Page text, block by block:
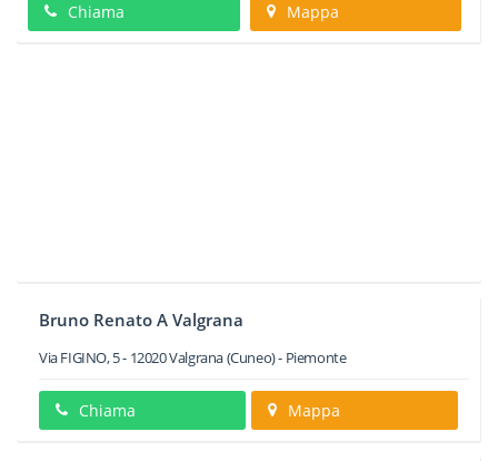
Chiama Mappa
Bruno Renato A Valgrana
Via FIGINO, 5- 12020Valgrana(Cuneo) - Piemonte
Chiama Mappa